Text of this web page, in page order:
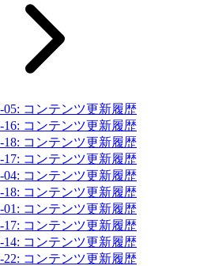
05: コンテンツ更新履歴
16: コンテンツ更新履歴
18: コンテンツ更新履歴
17: コンテンツ更新履歴
04: コンテンツ更新履歴
18: コンテンツ更新履歴
01: コンテンツ更新履歴
17: コンテンツ更新履歴
14: コンテンツ更新履歴
22: コンテンツ更新履歴